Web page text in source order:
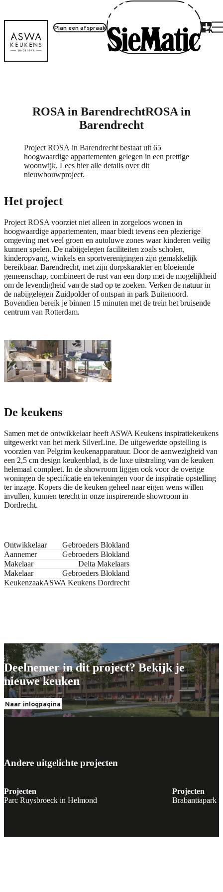
Plan een afspraak
ROSA in BarendrechtROSA in
Barendrecht
Project ROSA in Barendrecht bestaat uit 65
hoogwaardige appartementen gelegen in een prettige
woonwijk. Lees hier alle details over dit
nieuwbouwproject.
Het project
Project ROSA voorziet niet alleen in zorgeloos wonen in
hoogwaardige appartementen, maar biedt tevens een plezierige
omgeving met veel groen en autoluwe zones waar kinderen veilig
kunnen spelen. De nabijgelegen faciliteiten zoals scholen,
kinderopvang, winkels en sportverenigingen zijn gemakkelijk
bereikbaar. Barendrecht, met zijn dorpskarakter en bloeiende
gemeenschap, combineert de rust van een dorp met de mogelijkheid
om de levendigheid van de stad op te zoeken. Verken de natuur in
de nabijgelegen Zuidpolder of ontspan in park Buitenoord.
Bovendien bereik je binnen 15 minuten met de trein het bruisende
centrum van Rotterdam.
De keukens
Samen met de ontwikkelaar heeft ASWA Keukens inspiratiekeukens
uitgewerkt van het merk SilverLine. De uitgewerkte opstelling is
voorzien van Pelgrim keukenapparatuur. Door de aanwezigheid van
een 2,5 cm design keukenblad, is de luxe uitstraling van de keuken
helemaal compleet. In de showroom liggen ook voor de overige
woningen de specificatie en tekeningen voor de inspiratie opstelling
ter inzage. Kopers die de keuken geheel naar eigen wens willen
invullen, kunnen terecht in onze inspirerende showroom in
Dordrecht.
Ontwikkelaar
Gebroeders Blokland
Aannemer
Gebroeders Blokland
Makelaar
Delta Makelaars
Makelaar
Gebroeders Blokland
KeukenzaakASWA Keukens Dordrecht
Jouw nieuwe keukenJouw nieuwe keuken
Deelnemer in dit project? Bekijk je
nieuwe keuken
Naar inlogpagina
Andere uitgelichte projecten
Projecten
Parc Ruysbroeck in Helmond
Projecten
Brabantiapark